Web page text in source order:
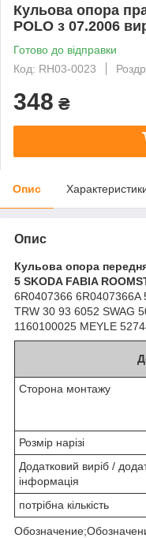
Кульова опора
POLO з 07.2006
Готово до відправки
Код: RH03-0023
348 ₴
Опис
Опис
Кульова опора
5 SKODA FABIA
6R0407366 6R0407366A
TRW 30 93 6052 SWAG
1160100025 MEYLE
Сторона монтажу
Розмір нарізі
Додатковий виріб /
інформація
потрібна кількість